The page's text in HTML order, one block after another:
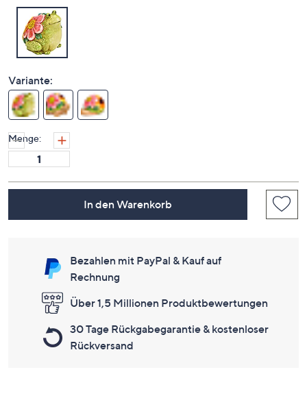
Variante:
Menge:
In den Warenkorb
Bezahlen mit PayPal & Kauf auf
Rechnung
Über 1,5 Millionen Produktbewertungen
30 Tage Rückgabegarantie & kostenloser
Rückversand